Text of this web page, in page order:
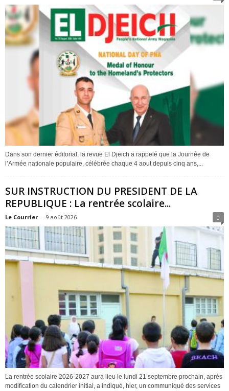
Dans son dernier éditorial, la revue El Djeich a rappelé que la Journée de
l’Armée nationale populaire, célébrée chaque 4 aout depuis cinq ans,...
SUR INSTRUCTION DU PRESIDENT DE LA
REPUBLIQUE : La rentrée scolaire...
Le Courrier - 9 août 2026 0
La rentrée scolaire 2026-2027 aura lieu le lundi 21 septembre prochain, après
modification du calendrier initial, a indiqué, hier, un communiqué des services